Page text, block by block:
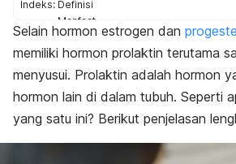
Indeks: Definisi
Manfaat
Jenis kelainan
Cara mengetahui kelainan
Selain hormon estrogen dan
memiliki hormon prolaktin terutama
menyusui. Prolaktin adalah hormon
hormon lain di dalam tubuh. Seperti
yang satu ini? Berikut penjelasan